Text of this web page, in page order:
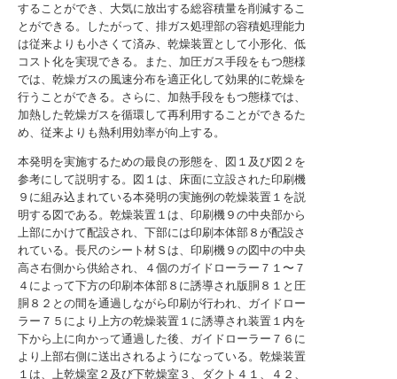
することができ、大気に放出する総容積量を削減するこ
とができる。したがって、排ガス処理部の容積処理能力
は従来よりも小さくて済み、乾燥装置として小形化、低
コスト化を実現できる。また、加圧ガス手段をもつ態様
では、乾燥ガスの風速分布を適正化して効果的に乾燥を
行うことができる。さらに、加熱手段をもつ態様では、
加熱した乾燥ガスを循環して再利用することができるた
め、従来よりも熱利用効率が向上する。
本発明を実施するための最良の形態を、図１及び図２を
参考にして説明する。図１は、床面に立設された印刷機
９に組み込まれている本発明の実施例の乾燥装置１を説
明する図である。乾燥装置１は、印刷機９の中央部から
上部にかけて配設され、下部には印刷本体部８が配設さ
れている。長尺のシート材Ｓは、印刷機９の図中の中央
高さ右側から供給され、４個のガイドローラー７１〜７
４によって下方の印刷本体部８に誘導され版胴８１と圧
胴８２との間を通過しながら印刷が行われ、ガイドロー
ラー７５により上方の乾燥装置１に誘導され装置１内を
下から上に向かって通過した後、ガイドローラー７６に
より上部右側に送出されるようになっている。乾燥装置
１は、上乾燥室２及び下乾燥室３、ダクト４１、４２、